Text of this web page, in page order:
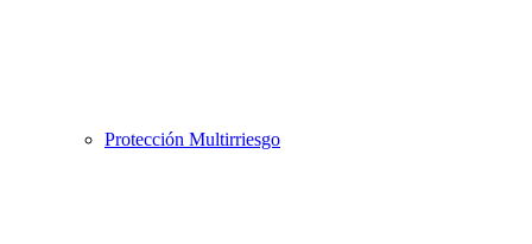
Protección Multirriesgo